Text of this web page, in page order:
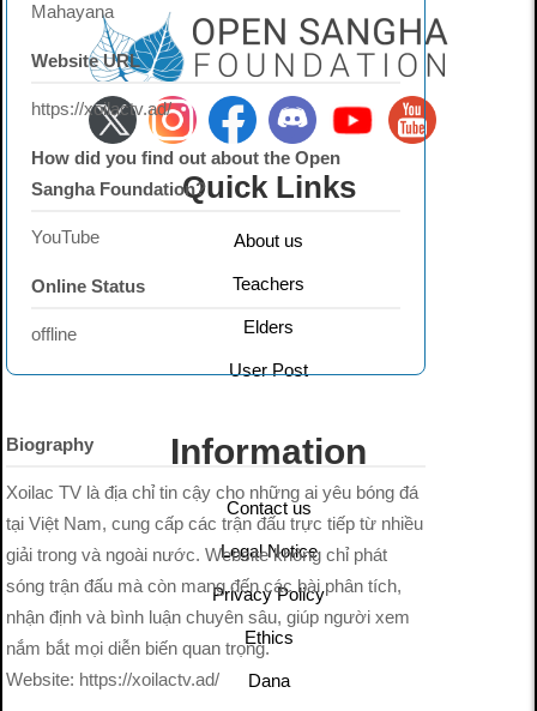
Mahayana
Website URL
https://xoilactv.ad/
How did you find out about the Open
Sangha Foundation?
YouTube
Online Status
offline
Biography
Xoilac TV là địa chỉ tin cậy cho những ai yêu bóng đá
tại Việt Nam, cung cấp các trận đấu trực tiếp từ nhiều
giải trong và ngoài nước. Website không chỉ phát
sóng trận đấu mà còn mang đến các bài phân tích,
nhận định và bình luận chuyên sâu, giúp người xem
nắm bắt mọi diễn biến quan trọng.
Website: https://xoilactv.ad/
Quick Links
About us
Teachers
Elders
User Post
Information
Contact us
Legal Notice
Privacy Policy
Ethics
Dana